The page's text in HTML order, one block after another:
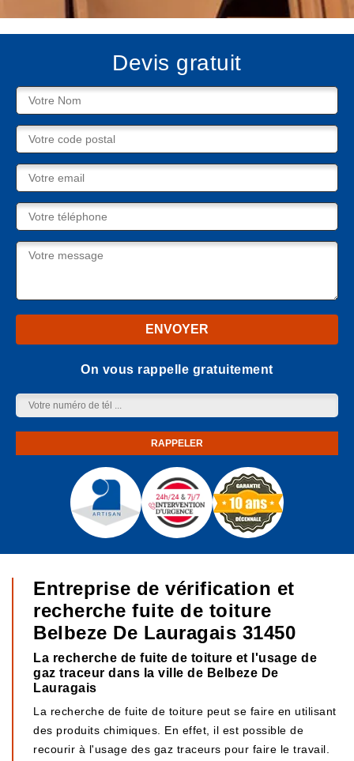
Devis gratuit
On vous rappelle gratuitement
Entreprise de vérification et
recherche fuite de toiture
Belbeze De Lauragais 31450
La recherche de fuite de toiture et l'usage de
gaz traceur dans la ville de Belbeze De
Lauragais
La recherche de fuite de toiture peut se faire en utilisant
des produits chimiques. En effet, il est possible de
recourir à l'usage des gaz traceurs pour faire le travail.